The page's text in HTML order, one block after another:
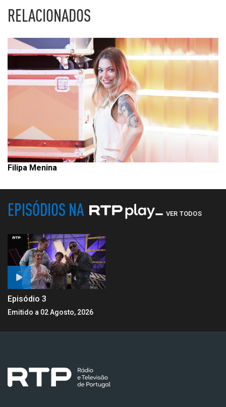
RELACIONADOS
Filipa Menina
EPISÓDIOS NA VER TODOS
Episódio 3
Emitido a 02 Agosto, 2026